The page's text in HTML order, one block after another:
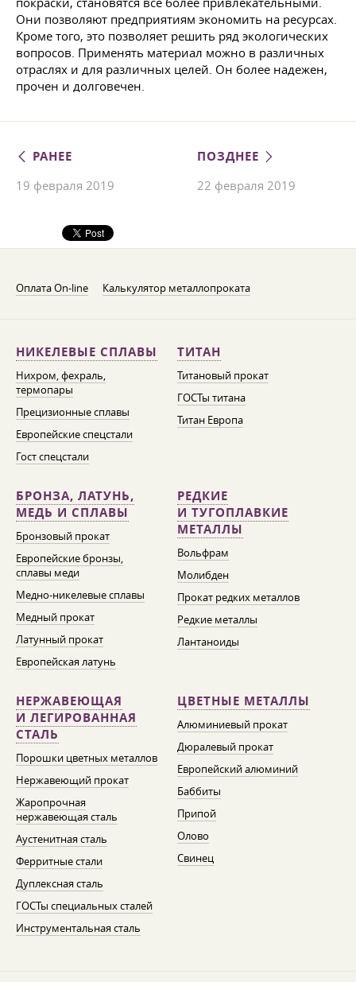
Они позволяют предприятиям экономить на ресурсах.
Кроме того, это позволяет решить ряд экологических
вопросов. Применять материал можно в различных
отраслях и для различных целей. Он более надежен,
прочен и долговечен.
РАНЕЕ
19 февраля 2019
ПОЗДНЕЕ
22 февраля 2019
Оплата On-line Калькулятор металлопроката
НИКЕЛЕВЫЕ СПЛАВЫ
Нихром, фехраль,
термопары
Прецизионные сплавы
Европейские спецстали
Гост спецстали
ТИТАН
Титановый прокат
ГОСТы титана
Титан Европа
БРОНЗА, ЛАТУНЬ,
МЕДЬ И СПЛАВЫ
Бронзовый прокат
Европейские бронзы,
сплавы меди
Медно-никелевые сплавы
Медный прокат
Латунный прокат
Европейская латунь
РЕДКИЕ
И ТУГОПЛАВКИЕ
МЕТАЛЛЫ
Вольфрам
Молибден
Прокат редких металлов
Редкие металлы
Лантаноиды
НЕРЖАВЕЮЩАЯ
И ЛЕГИРОВАННАЯ
СТАЛЬ
Порошки цветных металлов
Нержавеющий прокат
Жаропрочная
нержавеющая сталь
Аустенитная сталь
Ферритные стали
Дуплексная сталь
ГОСТы специальных сталей
Инструментальная сталь
ЦВЕТНЫЕ МЕТАЛЛЫ
Алюминиевый прокат
Дюралевый прокат
Европейский алюминий
Баббиты
Припой
Олово
Свинец